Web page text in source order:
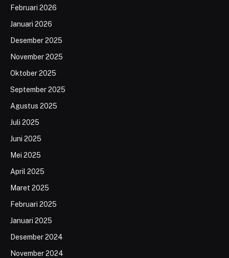
Februari 2026
Januari 2026
Desember 2025
November 2025
Oktober 2025
September 2025
Agustus 2025
Juli 2025
Juni 2025
Mei 2025
April 2025
Maret 2025
Februari 2025
Januari 2025
Desember 2024
November 2024